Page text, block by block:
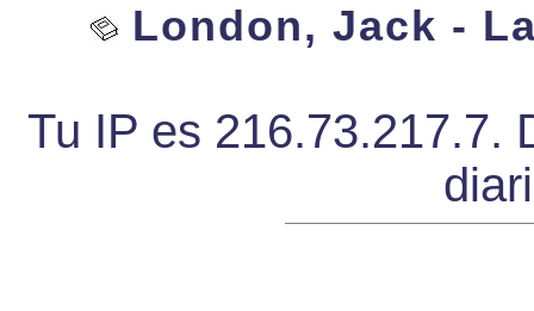
London, Jack -
Tu IP es 216.73.217.7.